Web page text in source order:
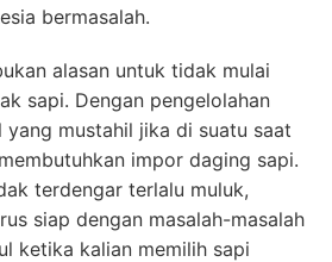
bermasalah.
alasan untuk tidak mulai
sapi. Dengan pengelolahan
yang mustahil jika di suatu saat
impor daging sapi.
terdengar terlalu muluk,
siap dengan masalah-masalah
ketika kalian memilih sapi